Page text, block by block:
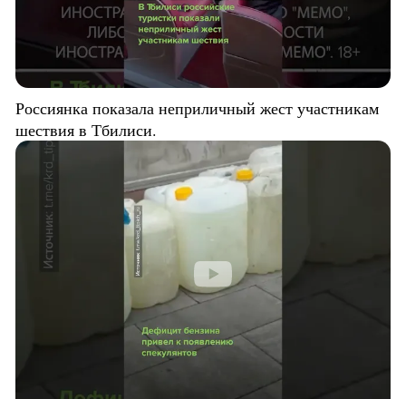
Россиянка показала неприличный жест участникам
шествия в Тбилиси.